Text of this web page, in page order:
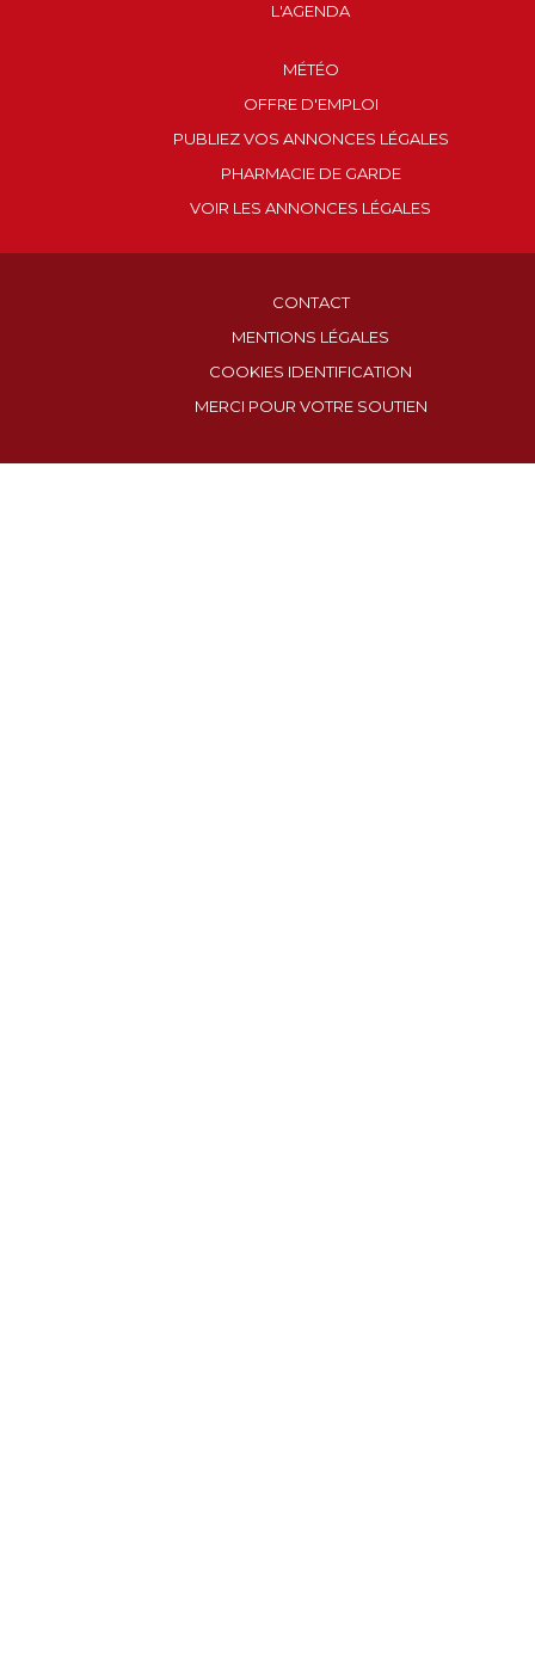
L'AGENDA
MÉTÉO
OFFRE D'EMPLOI
PUBLIEZ VOS ANNONCES LÉGALES
PHARMACIE DE GARDE
VOIR LES ANNONCES LÉGALES
CONTACT
MENTIONS LÉGALES
COOKIES IDENTIFICATION
MERCI POUR VOTRE SOUTIEN